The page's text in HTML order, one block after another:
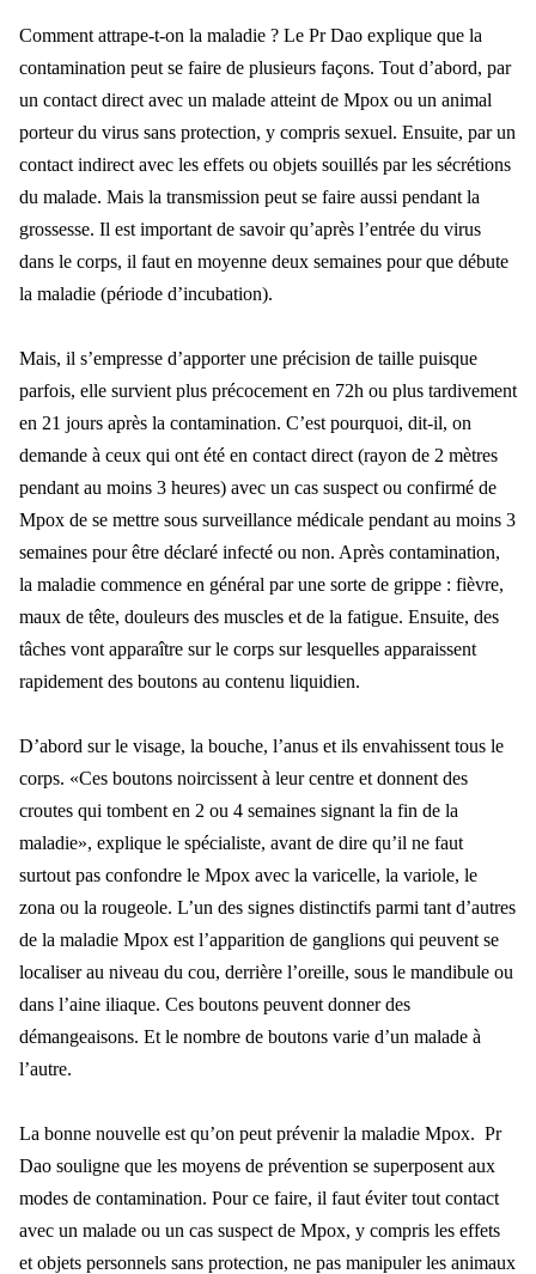
Comment attrape-t-on la maladie ? Le Pr Dao explique que la
contamination peut se faire de plusieurs façons. Tout d’abord, par
un contact direct avec un malade atteint de Mpox ou un animal
porteur du virus sans protection, y compris sexuel. Ensuite, par un
contact indirect avec les effets ou objets souillés par les sécrétions
du malade. Mais la transmission peut se faire aussi pendant la
grossesse. Il est important de savoir qu’après l’entrée du virus
dans le corps, il faut en moyenne deux semaines pour que débute
la maladie (période d’incubation).
Mais, il s’empresse d’apporter une précision de taille puisque
parfois, elle survient plus précocement en 72h ou plus tardivement
en 21 jours après la contamination. C’est pourquoi, dit-il, on
demande à ceux qui ont été en contact direct (rayon de 2 mètres
pendant au moins 3 heures) avec un cas suspect ou confirmé de
Mpox de se mettre sous surveillance médicale pendant au moins 3
semaines pour être déclaré infecté ou non. Après contamination,
la maladie commence en général par une sorte de grippe : fièvre,
maux de tête, douleurs des muscles et de la fatigue. Ensuite, des
tâches vont apparaître sur le corps sur lesquelles apparaissent
rapidement des boutons au contenu liquidien.
D’abord sur le visage, la bouche, l’anus et ils envahissent tous le
corps. «Ces boutons noircissent à leur centre et donnent des
croutes qui tombent en 2 ou 4 semaines signant la fin de la
maladie», explique le spécialiste, avant de dire qu’il ne faut
surtout pas confondre le Mpox avec la varicelle, la variole, le
zona ou la rougeole. L’un des signes distinctifs parmi tant d’autres
de la maladie Mpox est l’apparition de ganglions qui peuvent se
localiser au niveau du cou, derrière l’oreille, sous le mandibule ou
dans l’aine iliaque. Ces boutons peuvent donner des
démangeaisons. Et le nombre de boutons varie d’un malade à
l’autre.
La bonne nouvelle est qu’on peut prévenir la maladie Mpox. Pr
Dao souligne que les moyens de prévention se superposent aux
modes de contamination. Pour ce faire, il faut éviter tout contact
avec un malade ou un cas suspect de Mpox, y compris les effets
et objets personnels sans protection, ne pas manipuler les animaux